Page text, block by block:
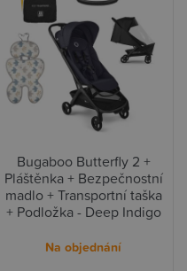
Bugaboo Butterfly 2 +
Pláštěnka + Bezpečnostní
madlo + Transportní taška
+ Podložka - Deep Indigo
Na objednání